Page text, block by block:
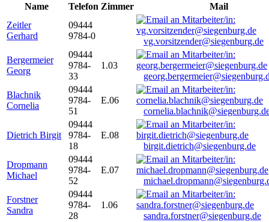
Name
Telefon Zimmer
Mail
Zeitler
Gerhard
09444
9784-0
vg.vorsitzender@siegenburg.de
Bergermeier
Georg
09444
9784-
33
1.03
Blachnik
Cornelia
09444
9784-
51
E.06
Dietrich Birgit
09444
9784-
18
E.08
birgit.dietrich@siegenburg.de
Dropmann
Michael
09444
9784-
52
E.07
Forstner
Sandra
09444
9784-
28
1.06
sandra.forstner@siegenburg.de